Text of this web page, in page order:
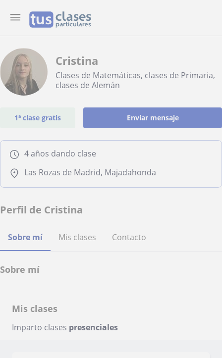
Cristina
Clases de Matemáticas, clases de Primaria,
clases de Alemán
1ª clase gratis Enviar mensaje
4 años dando clase
Las Rozas de Madrid, Majadahonda
Perfil de Cristina
Sobre mí Mis clases Contacto
Sobre mí
Mis clases
Imparto clases presenciales